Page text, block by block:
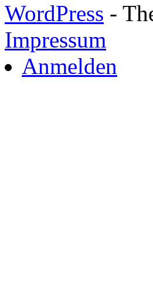
WordPress -
Impressum
Anmelden